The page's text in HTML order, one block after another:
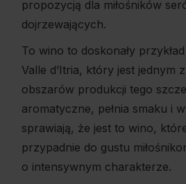
propozycją dla miłośników
dojrzewających.
To wino to doskonały
Valle d’Itria, który jest jednym
obszarów produkcji tego
aromatyczne, pełnia smaku i
sprawiają, że jest to wino,
przypadnie do gustu
o intensywnym charakterze.